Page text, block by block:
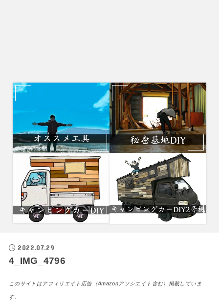
2022.07.29
4_IMG_4796
このサイトはアフィリエイト広告（Amazonアソシエイト含む）掲載していま
す。